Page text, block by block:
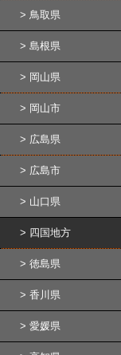
鳥取県
島根県
岡山県
岡山市
広島県
広島市
山口県
四国地方
徳島県
香川県
愛媛県